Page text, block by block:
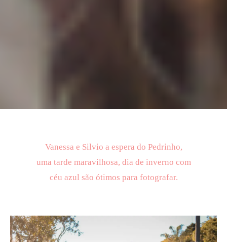
Vanessa e Silvio a espera do Pedrinho,
uma tarde maravilhosa, dia de inverno com
céu azul são ótimos para fotografar.